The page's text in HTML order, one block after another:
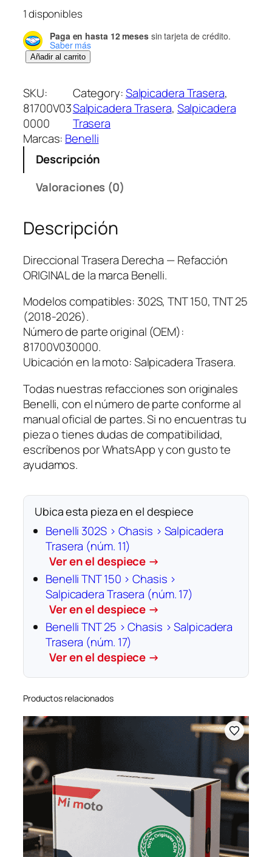
1 disponibles
Paga en hasta 12 mesessin tarjeta de crédito.
Saber más
D
r
e
c
c
i
n
T
r
a
s
e
r
a
D
e
r
c
h
a
c
a
n
i
Añadir al carrito
SKU:
81700V03
0000
Category:Salpicadera Trasera
Salpicadera Trasera, Salpicadera
Trasera
Marcas: Benelli
Descripción
Valoraciones (0)
Descripción
Direccional Trasera Derecha — Refacción
ORIGINAL de la marca Benelli.
Modelos compatibles: 302S, TNT 150, TNT 25
(2018-2026).
Número de parte original (OEM):
81700V030000.
Ubicación en la moto: Salpicadera Trasera.
Todas nuestras refacciones son originales
Benelli, con el número de parte conforme al
manual oficial de partes. Si no encuentras tu
pieza o tienes dudas de compatibilidad,
escríbenos por WhatsApp y con gusto te
ayudamos.
Ubica esta pieza en el despiece
Benelli 302S › Chasis › Salpicadera
Trasera (núm. 11)
Ver en el despiece →
Benelli TNT 150 › Chasis ›
Salpicadera Trasera (núm. 17)
Ver en el despiece →
Benelli TNT 25 › Chasis › Salpicadera
Trasera (núm. 17)
Ver en el despiece →
Productos relacionados